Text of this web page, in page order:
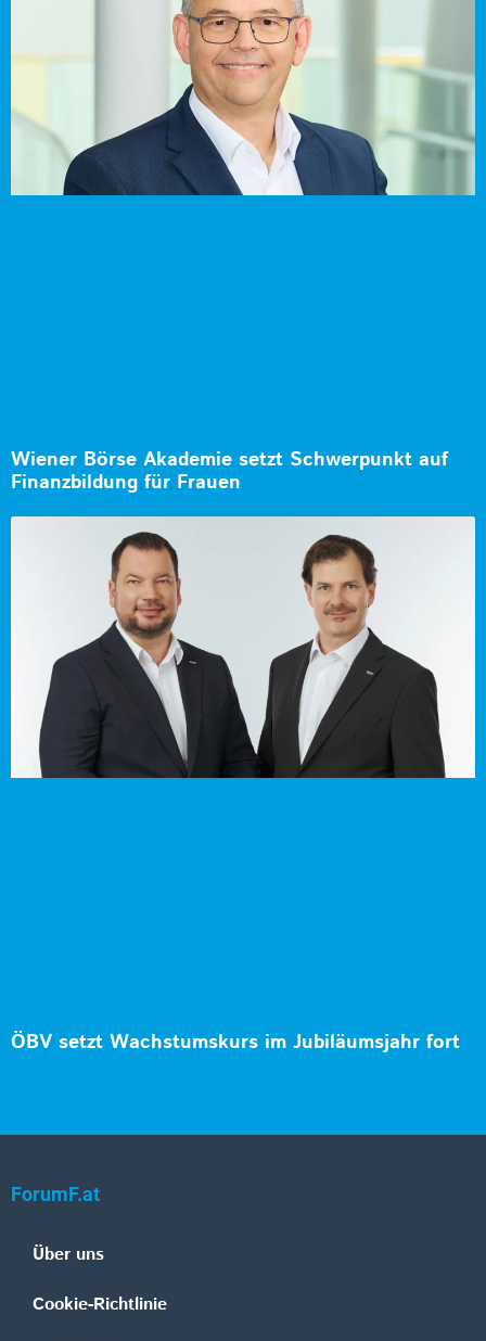
Wiener Börse Akademie setzt Schwerpunkt auf
Finanzbildung für Frauen
ÖBV setzt Wachstumskurs im Jubiläumsjahr fort
ForumF.at
Über uns
Cookie-Richtlinie